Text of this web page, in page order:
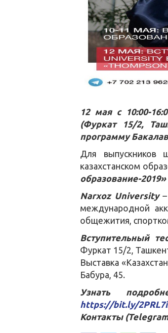
12 мая с 10:00-
(Фуркат 15/2,
программу
Для
казахстанском
образование-2019»
Narxoz University
международной
общежития,
Вступительный
Фуркат 15/2,
Выставка
Бабура, 45.
Узнать
https://bit.ly/
Контакты